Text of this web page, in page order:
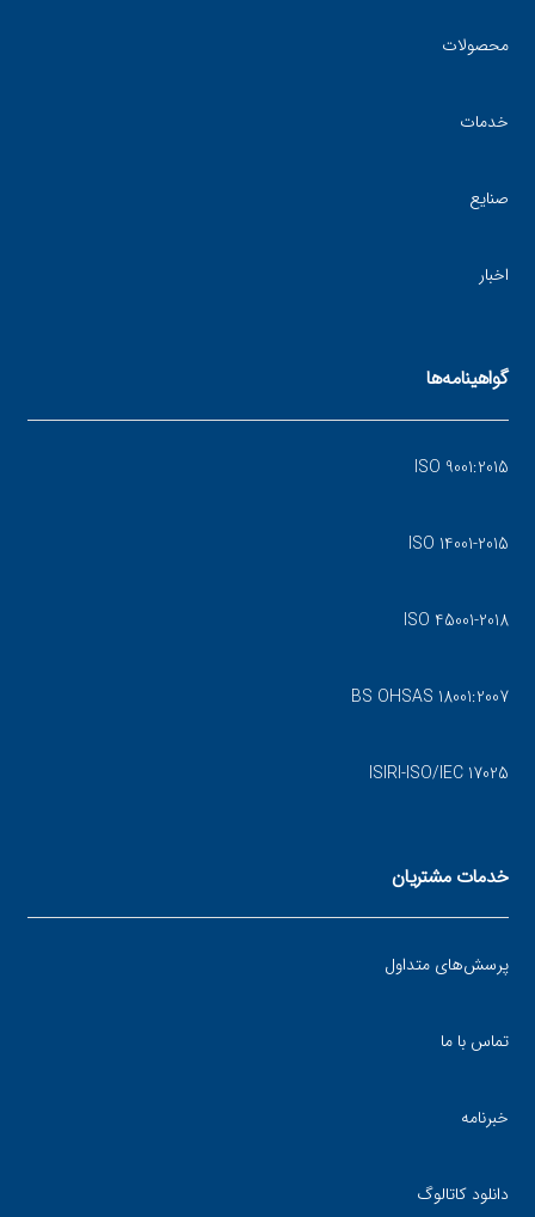
محصولات
خدمات
صنایع
اخبار
گواهینامه‌ها
ISO 9001:2015
ISO 14001-2015
ISO 45001-2018
BS OHSAS 18001:2007
ISIRI-ISO/IEC 17025
خدمات مشتریان
پرسش‌های متداول
تماس با ما
خبرنامه
دانلود کاتالوگ